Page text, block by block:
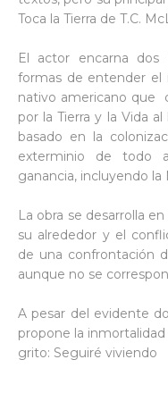
Toca la Tierra de T.C.
El actor encarna dos
formas de entender el
nativo americano que
por la Tierra y la Vida
basado en la
exterminio de todo
ganancia, incluyendo la
La obra se desarrolla
su alrededor y el
de una confrontación
aunque no se
A pesar del evidente
propone la
grito: Seguiré viviendo